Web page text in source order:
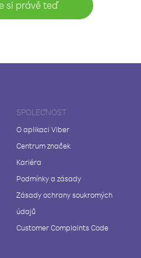
si právě teď
SPOLEČNOST
O aplikaci Viber
Centrum značek
Kariéra
Podmínky a zásady
Zásady ochrany soukromých
údajů
Customer Complaints Code